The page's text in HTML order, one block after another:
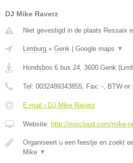
DJ Mike Raverz
Niet gevestigd in de plaats Ressaix
Limburg » Genk Google maps ▼
Hondsbos 6 bus 24 3600 Genk (
Tel: 0032489343855 , Fax: - , BTW-nr:
E-mail › DJ Mike Raverz
Website: http://mixcloud.com/mike-
Organiseert u een feestje en zoekt
Mike ▼